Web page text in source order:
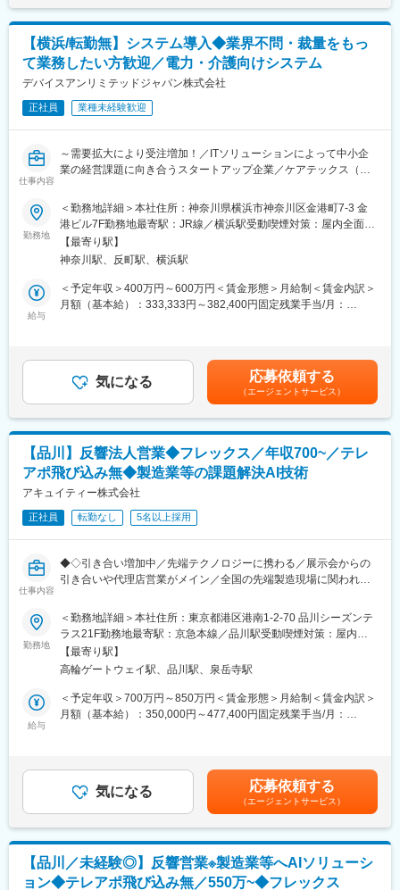
営業部門主催の研修も定期的に実施しています。
■企業概要
京セラドキュメントソリューションズジャパンは、プリンターと
デジタル複合機の製造メーカーである京セラドキュメントソリュ
ーションズ株式会社の国内販売会社です。全国に約60カ所の販
売・サービス拠点を展開し、各地域のお客様へ最適なソリューシ
変更の範囲：会社の定める業務
深く入り込んだ提案活動が可能です。
■具体的な業務内容
・既存顧客への提案営業
・新規顧客開拓
・現地調査・ヒアリング
・提案書・見積書作成
・技術部門との連携
・導入スケジュール調整
・導入後フォロー
■提案商材
・監視カメラシステム
・クラウド型入退室管理システム
・AI画像解析ソリューション
■この仕事の魅力
（1）「売って終わり」ではない提案営業
人化など、経営課題に踏み込んだ提案が可能です。
（2）AI・クラウドなど成長市場に携われる
セキュアは、監視カメラや入退室管理に加え、AI画像解析や無人
店舗など新しい領域にも挑戦しています。「今後も市場価値を高
められる環境で働きたい」という方に最適な環境です。
（3）技術部門と連携しながら提案できる
社内の技術部門・施工部門と連携しながら案件を進めます。「営
業だけで完結しない」「チームで大型案件を推進する」面白さが
■導入業界
物流・小売・飲食・オフィス・商業施設・工場・医療・教育機
績があります。
変更の範囲：会社の定める業務
安の金額であり、選考を通じて上下する可能性があります。月給
(月額)は固定手当を含めた表記です。
【横浜/転勤無】システム導入◆業界不問・裁量をもっ
て業務したい方歓迎／電力・介護向けシステム
デバイスアンリミテッドジャパン株式会社
正社員 業種未経験歓迎
仕事内容
～需要拡大により受注増加！／ITソリューションによって中小企
業の経営課題に向き合うスタートアップ企業／ケアテックス（介
たい方歓迎／米国本社のスタートアップ～
☆当社の強み：当社は電力や介護領域に対するITソリューション
で中小企業の経営課題を解決することを目指しています。
・中小の製造業を中心に電力料金高騰の課題を解決するための
【電力可視化サービス】
・介護領域における人手不足の解消・適切なタイミングで介助を
少数精鋭の環境であるため、1人ひとりが裁量をもって主体的に業
務することが求められます。経験スキルではなく、主体性や意欲
をもって何事にもチャレンジいただける方を求めています。
・顧客先へのサービス説明／トライアル導入のサポート：
展示会などからお問い合わせをいただく顧客がメインのため、お
問い合わせに応じて訪問、
トライアルのための機器導入などを対応いたします。機器の設置
や運用方法のご説明をしていただきます。
・トライアル後の本契約フォロー：
営業の方がメインとなりますが、協力して顧客の本契約獲得もフ
ォローいたします。
※お客様先への訪問も発生するため、月に複数回の出張が発生しま
す。
■組織体制：2名体制で導入のサポートを行っています。
先輩とともに同行しながら徐々に顧客サポートを担当していただ
きます。
少数精鋭であるため、将来的なリーダーや管理職、事業部長のも
とでカスタマーエクスペリエンスを統括する役割など、着々とス
・本社は米国カリフォルニア州。Bluetooth MESH など最新規格
の無線技術を活用したIoTプロダクトを展開するグローバルスター
トアップ企業
・「圧倒的低コストで、本質的な課題解決ができるトータルソリ
ューション」を提供することを使命として掲げています。
■提供サービス
勤務地
＜勤務地詳細＞本社住所：神奈川県横浜市神奈川区金港町7-3 金
港ビル7F勤務地最寄駅：JR線／横浜駅受動喫煙対策：屋内全面禁
煙変更の範囲：会社の定める事業所
【最寄り駅】
神奈川駅、反町駅、横浜駅
給与
＜予定年収＞400万円～600万円＜賃金形態＞月給制＜賃金内訳＞
月額（基本給）：333,333円～382,400円固定残業手当/月：
＞一例）想定年収が600万円の場合月給制：500,000円～基本給：
382,400円～固定残業代：117,600円～（40時間／月） ※超過分
については別途支給※スキルによって変動致します。賃金はあくま
でも目安の金額であり、選考を通じて上下する可能性がありま
す。月給(月額)は固定手当を含めた表記です。
気になる 応募依頼する
（エージェントサービス）
【品川】反響法人営業◆フレックス／年収700~／テレ
アポ飛び込み無◆製造業等の課題解決AI技術
アキュイティー株式会社
正社員 転勤なし 5名以上採用
仕事内容
◆◇引き合い増加中／先端テクノロジーに携わる／展示会からの
引き合いや代理店営業がメイン／全国の先端製造現場に関われる
■おすすめPOINT
＼先端テクノロジーで“見えないムダ”を可視化するソリューション
営業／
モーションキャプチャ、AI画像処理、3次元測定など自社センシン
グテックを武器に、製造業の課題を解決する提案営業ポジション
など）の新規開拓営業をお任せします。
ローチ、アウトバウンドコール、代理店経由の引き合い対応
・提案～PoC：
課題に応じて、AI画像処理や3次元計測をどう組み合わせるかを社
勤務地
＜勤務地詳細＞本社住所：東京都港区港南1-2-70 品川シーズンテ
ラス21F勤務地最寄駅：京急本線／品川駅受動喫煙対策：屋内全
面禁煙変更の範囲：会社の定める事業所
【最寄り駅】
高輪ゲートウェイ駅、品川駅、泉岳寺駅
給与
＜予定年収＞700万円～850万円＜賃金形態＞月給制＜賃金内訳＞
月額（基本給）：350,000円～477,400円固定残業手当/月：
与：年2回（3月・9月）※過去実績：年間総計2ヶ月分■昇給：年1
回（9月）※個人成果による賃金はあくまでも目安の金額であり、
選考を通じて上下する可能性があります。月給(月額)は固定手当を
含めた表記です。
気になる 応募依頼する
（エージェントサービス）
【品川／未経験◎】反響営業※製造業等へAIソリューシ
ョン◆テレアポ飛び込み無／550万~◆フレックス